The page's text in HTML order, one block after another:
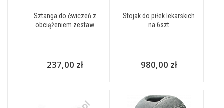
Sztanga do ćwiczeń z
obciążeniem zestaw
237,00 zł
Stojak do piłek lekarskich
na 6szt
980,00 zł